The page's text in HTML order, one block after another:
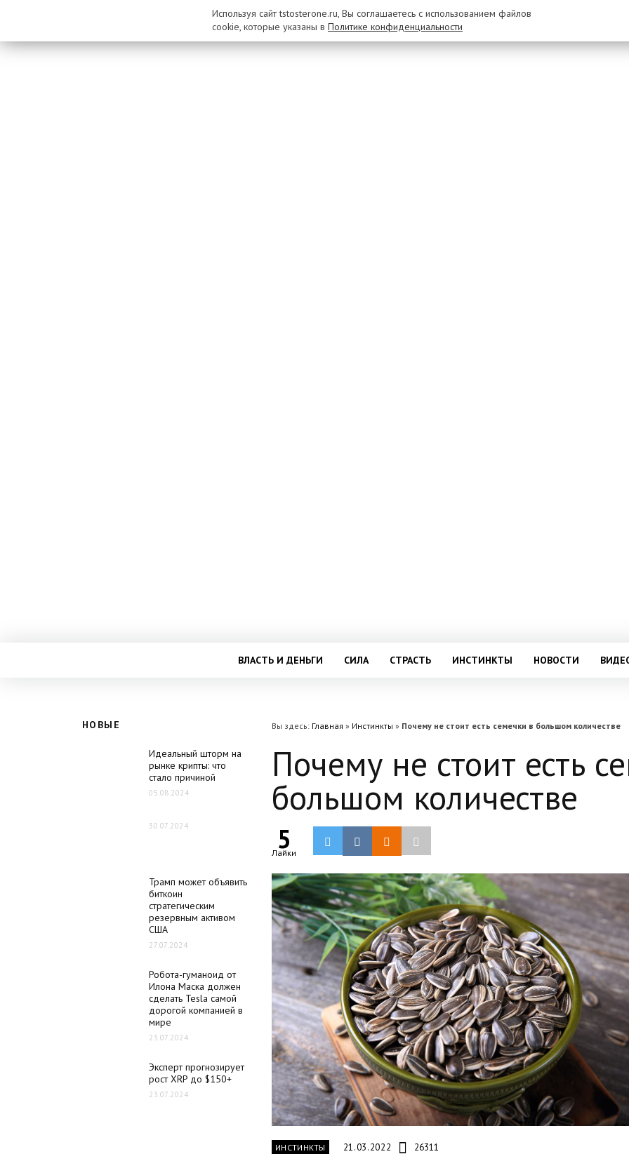
ВЛАСТЬ И ДЕНЬГИ СИЛА СТРАСТЬ ИНСТИНКТЫ НОВОСТИ
НОВЫЕ
Идеальный шторм на
рынке крипты: что
стало причиной
05.08.2024
30.07.2024
Трамп может объявить
биткоин
стратегическим
резервным активом
США
27.07.2024
Робота-гуманоид от
Илона Маска должен
сделать Tesla самой
дорогой компанией в
мире
23.07.2024
Эксперт прогнозирует
рост XRP до $150+
23.07.2024
Вы здесь: Главная » Инстинкты » Почему не стоит есть семечки в большом количестве
Почему не стоит есть
большом количестве
5
Лайки
ИНСТИНКТЫ 21.03.2022 26311
Используя сайт tstosterone.ru, Вы соглашаетесь с использованием файлов
cookie, которые указаны в Политике конфиденциальности